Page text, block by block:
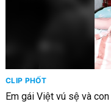
CLIP PHỐT
Em gái Việt vú sệ và